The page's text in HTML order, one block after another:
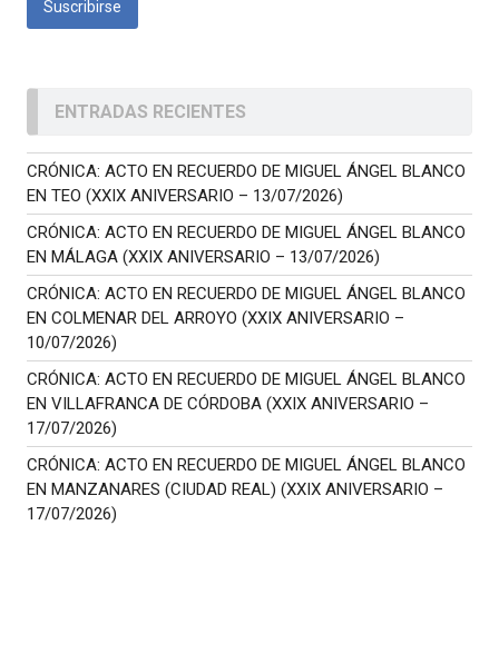
ENTRADAS RECIENTES
CRÓNICA: ACTO EN RECUERDO DE MIGUEL ÁNGEL BLANCO
EN TEO (XXIX ANIVERSARIO – 13/07/2026)
CRÓNICA: ACTO EN RECUERDO DE MIGUEL ÁNGEL BLANCO
EN MÁLAGA (XXIX ANIVERSARIO – 13/07/2026)
CRÓNICA: ACTO EN RECUERDO DE MIGUEL ÁNGEL BLANCO
EN COLMENAR DEL ARROYO (XXIX ANIVERSARIO –
10/07/2026)
CRÓNICA: ACTO EN RECUERDO DE MIGUEL ÁNGEL BLANCO
EN VILLAFRANCA DE CÓRDOBA (XXIX ANIVERSARIO –
17/07/2026)
CRÓNICA: ACTO EN RECUERDO DE MIGUEL ÁNGEL BLANCO
EN MANZANARES (CIUDAD REAL) (XXIX ANIVERSARIO –
17/07/2026)